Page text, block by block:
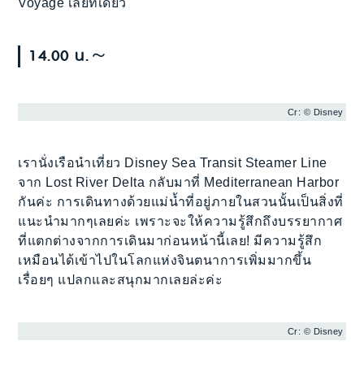
Voyage เลยทีเดียว
14.00 น.～
Cr: © Disney
เรานั่งเรือนำเที่ยว Disney Sea Transit Steamer Line
จาก Lost River Delta กลับมาที่ Mediterranean Harbor
กันค่ะ การเดินทางด้วยแม่น้ำที่อยู่ภายในสวนนั้นเป็นสิ่งที่
แนะนำมากๆเลยค่ะ เพราะจะให้ความรู้สึกถึงบรรยากาศ
ที่แตกต่างจากการเดินมาก่อนหน้านี้เลย! มีความรู้สึก
เหมือนได้เข้าไปในโลกแห่งจินตนาการเพิ่มมากขึ้น
เรื่อยๆ แปลกและสนุกมากเลยล่ะค่ะ
Cr: © Disney